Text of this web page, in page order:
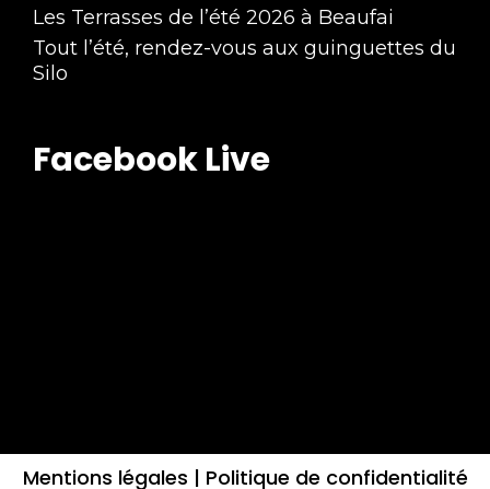
Les Terrasses de l’été 2026 à Beaufai
Tout l’été, rendez-vous aux guinguettes du
Silo
Facebook Live
Mentions légales | Politique de confidentialité